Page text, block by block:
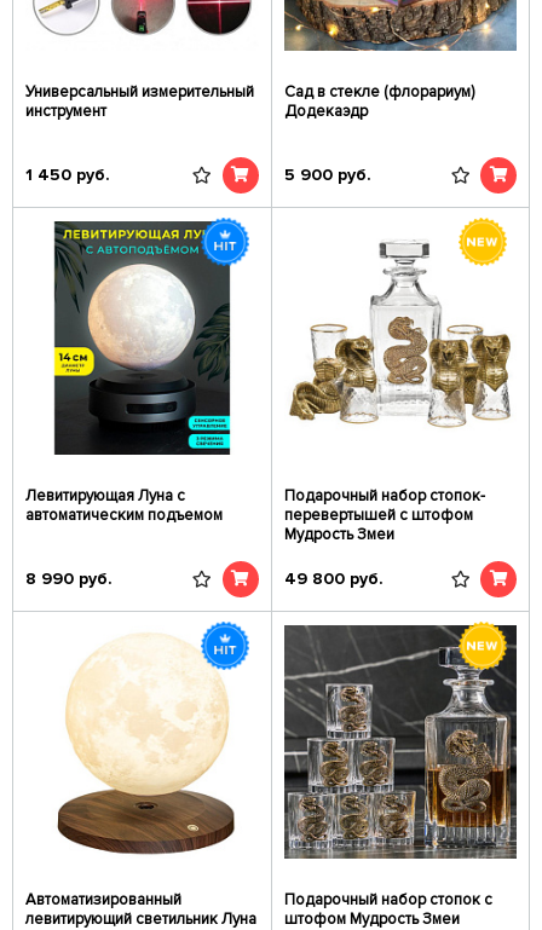
Универсальный измерительный
инструмент
1 450 руб.
Сад в стекле (флорариум)
Додекаэдр
5 900 руб.
Левитирующая Луна с
автоматическим подъемом
8 990 руб.
Подарочный набор стопок-
перевертышей c штофом
Мудрость Змеи
49 800 руб.
Автоматизированный
левитирующий светильник Луна
Подарочный набор стопок c
штофом Мудрость Змеи